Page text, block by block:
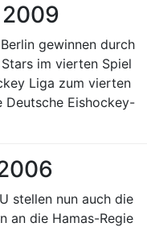
gewinnen durch
im vierten Spiel
Liga zum vierten
Deutsche Eishockey-
stellen nun auch die
an die Hamas-Regie